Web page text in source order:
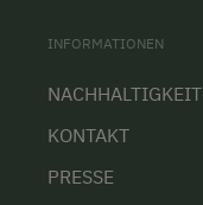
INFORMATIONEN
NACHHALTIGKEIT
KONTAKT
PRESSE